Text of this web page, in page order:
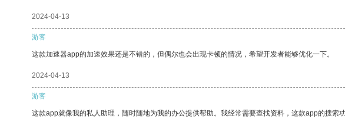
2024-04-13
游客
这款加速器app的加速效果还是不错的，但偶尔也会出现卡顿的情况，希望开发者能够优化一下。
2024-04-13
游客
这款app就像我的私人助理，随时随地为我的办公提供帮助。我经常需要查找资料，这款app的搜索